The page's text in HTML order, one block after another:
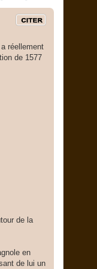
Citation
réellement
de 1577
de la
en
de lui un